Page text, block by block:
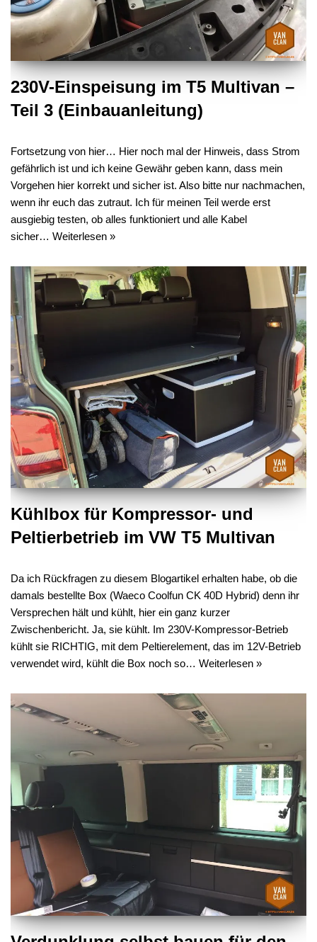
230V-Einspeisung im T5 Multivan –
Teil 3 (Einbauanleitung)
Fortsetzung von hier… Hier noch mal der Hinweis, dass Strom
gefährlich ist und ich keine Gewähr geben kann, dass mein
Vorgehen hier korrekt und sicher ist. Also bitte nur nachmachen,
wenn ihr euch das zutraut. Ich für meinen Teil werde erst
ausgiebig testen, ob alles funktioniert und alle Kabel
sicher… Weiterlesen »
Kühlbox für Kompressor- und
Peltierbetrieb im VW T5 Multivan
Da ich Rückfragen zu diesem Blogartikel erhalten habe, ob die
damals bestellte Box (Waeco Coolfun CK 40D Hybrid) denn ihr
Versprechen hält und kühlt, hier ein ganz kurzer
Zwischenbericht. Ja, sie kühlt. Im 230V-Kompressor-Betrieb
kühlt sie RICHTIG, mit dem Peltierelement, das im 12V-Betrieb
verwendet wird, kühlt die Box noch so… Weiterlesen »